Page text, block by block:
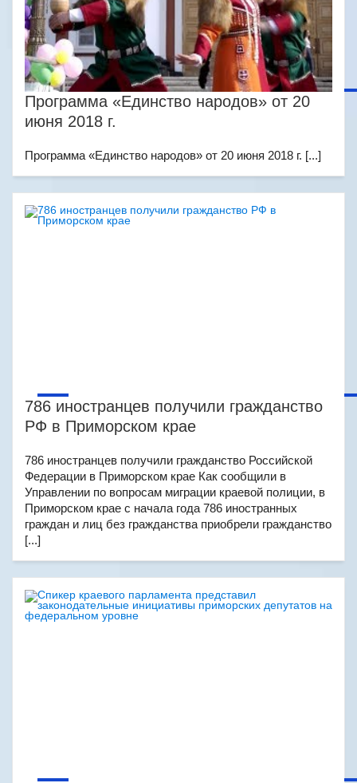
Программа «Единство народов» от 20
июня 2018 г.
Программа «Единство народов» от 20 июня 2018 г. [...]
786 иностранцев получили гражданство
РФ в Приморском крае
786 иностранцев получили гражданство Российской
Федерации в Приморском крае Как сообщили в
Управлении по вопросам миграции краевой полиции, в
Приморском крае с начала года 786 иностранных
граждан и лиц без гражданства приобрели гражданство
[...]